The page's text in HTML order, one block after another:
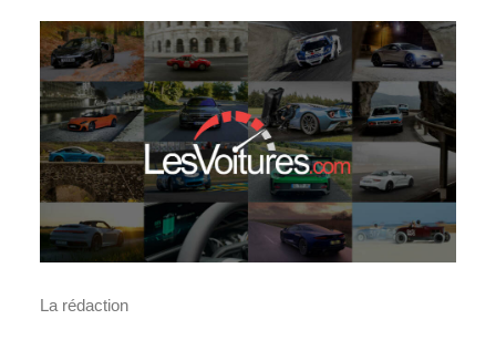
La rédaction